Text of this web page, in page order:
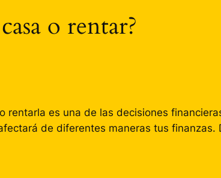
o rentar?
rentarla es una de las decisiones
de diferentes maneras tus